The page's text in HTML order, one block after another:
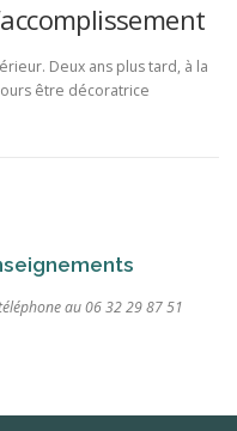
Deux ans plus tard, à la
être décoratrice
au 06 32 29 87 51